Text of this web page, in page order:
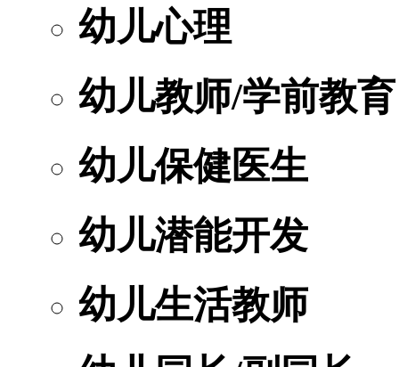
幼儿心理
幼儿教师/学前教育
幼儿保健医生
幼儿潜能开发
幼儿生活教师